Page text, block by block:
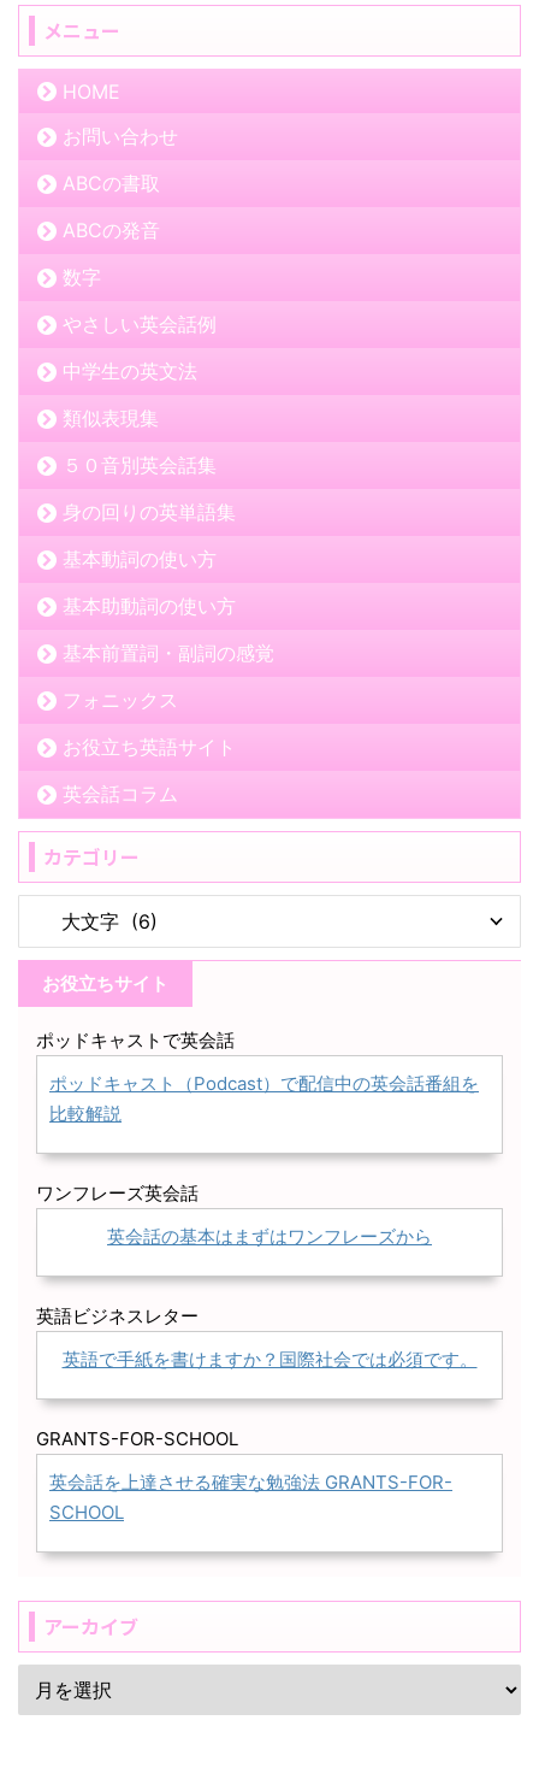
メニュー
HOME
お問い合わせ
ABCの書取
ABCの発音
数字
やさしい英会話例
中学生の英文法
類似表現集
５０音別英会話集
身の回りの英単語集
基本動詞の使い方
基本助動詞の使い方
基本前置詞・副詞の感覚
フォニックス
お役立ち英語サイト
英会話コラム
カテゴリー
お役立ちサイト
ポッドキャストで英会話
ポッドキャスト（Podcast）で配信中の英会話番組を
比較解説
ワンフレーズ英会話
英会話の基本はまずはワンフレーズから
英語ビジネスレター
英語で手紙を書けますか？国際社会では必須です。
GRANTS-FOR-SCHOOL
英会話を上達させる確実な勉強法 GRANTS-FOR-
SCHOOL
アーカイブ